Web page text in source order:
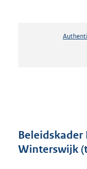
Winterswijk